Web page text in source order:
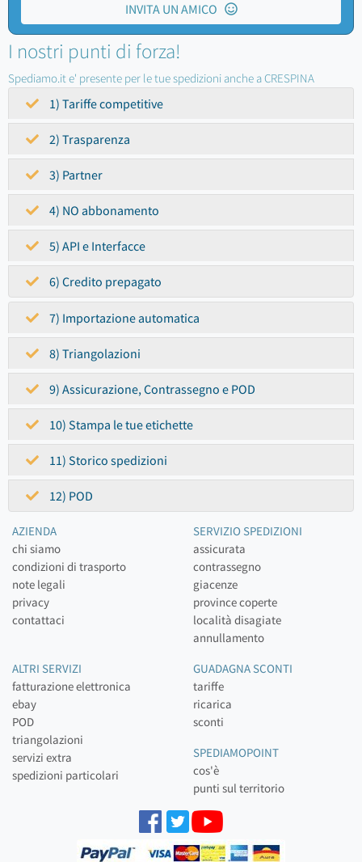
INVITA UN AMICO
I nostri punti di forza!
Spediamo.it e' presente per le tue spedizioni anche a CRESPINA
1) Tariffe competitive
2) Trasparenza
3) Partner
4) NO abbonamento
5) API e Interfacce
6) Credito prepagato
7) Importazione automatica
8) Triangolazioni
9) Assicurazione, Contrassegno e POD
10) Stampa le tue etichette
11) Storico spedizioni
12) POD
AZIENDA
chi siamo
condizioni di trasporto
note legali
privacy
contattaci
SERVIZIO SPEDIZIONI
assicurata
contrassegno
giacenze
province coperte
località disagiate
annullamento
ALTRI SERVIZI
fatturazione elettronica
ebay
POD
triangolazioni
servizi extra
spedizioni particolari
GUADAGNA SCONTI
tariffe
ricarica
sconti
SPEDIAMOPOINT
cos'è
punti sul territorio